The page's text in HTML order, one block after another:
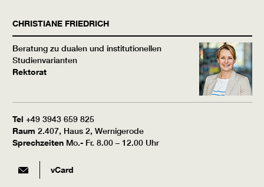
CHRISTIANE FRIEDRICH
Beratung zu dualen und institutionellen
Studienvarianten
Rektorat
Tel +49 3943 659 825
Raum 2.407, Haus 2, Wernigerode
Sprechzeiten Mo.- Fr. 8.00 – 12.00 Uhr
vCard